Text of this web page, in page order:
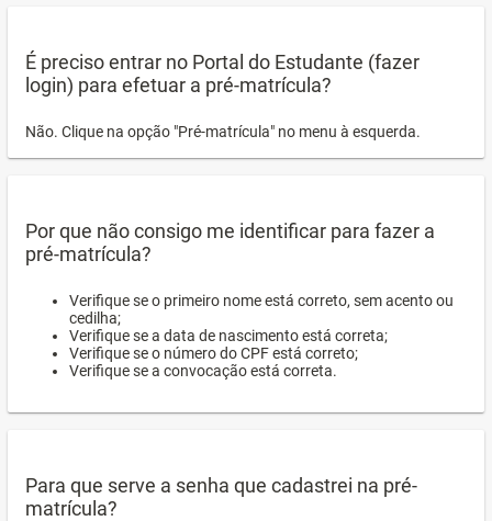
É preciso entrar no Portal do Estudante (fazer
login) para efetuar a pré-matrícula?
Não. Clique na opção "Pré-matrícula" no menu à esquerda.
Por que não consigo me identificar para fazer a
pré-matrícula?
Verifique se o primeiro nome está correto, sem acento ou
cedilha;
Verifique se a data de nascimento está correta;
Verifique se o número do CPF está correto;
Verifique se a convocação está correta.
Para que serve a senha que cadastrei na pré-
matrícula?